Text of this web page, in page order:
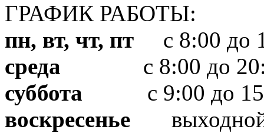
ГРАФИК РАБОТЫ:
пн, вт, чт, пт с 8:00 до
среда с 8:00 до
суббота с 9:00 до
воскресенье